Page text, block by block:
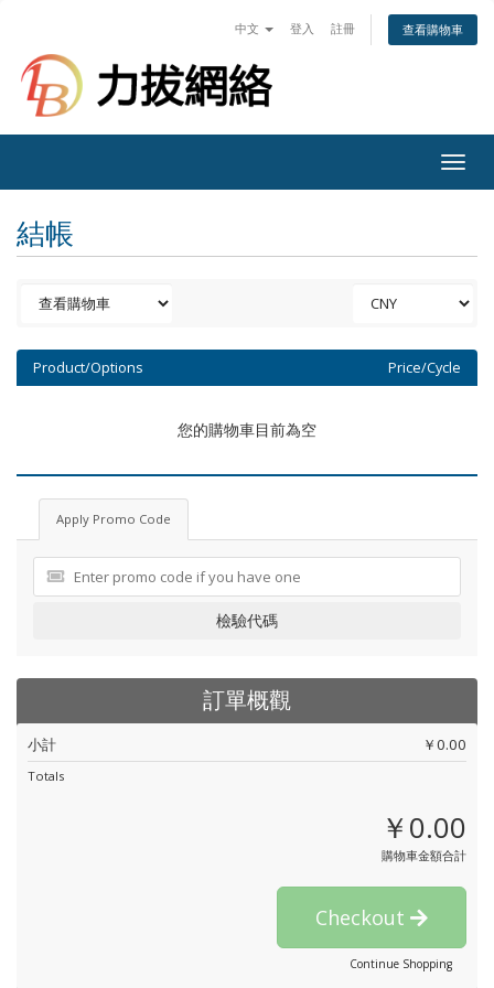
中文 登入 註冊 查看購物車
結帳
Product/Options Price/Cycle
您的購物車目前為空
Apply Promo Code
檢驗代碼
訂單概觀
小計 ￥0.00
Totals
￥0.00
購物車金額合計
Checkout
Continue Shopping